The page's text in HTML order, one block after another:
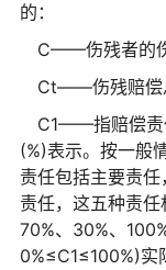
的：
C——伤残者的
Ct——伤残赔偿
C1——指赔偿责
(%)表示。按一般
责任包括主要责
责任，这五种责
70%、30%、
0%≤C1≤100%)实